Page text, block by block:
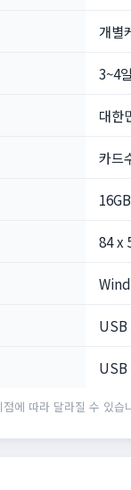
개별
3~4일
대한
카드
84 x
USB
에 따라 달라질 수 있습